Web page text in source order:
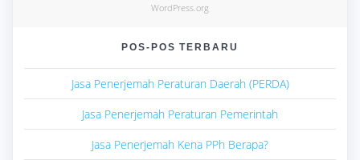
WordPress.org
POS-POS TERBARU
Jasa Penerjemah Peraturan Daerah (PERDA)
Jasa Penerjemah Peraturan Pemerintah
Jasa Penerjemah Kena PPh Berapa?